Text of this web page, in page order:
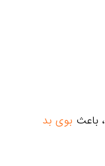
باعث بوی بد